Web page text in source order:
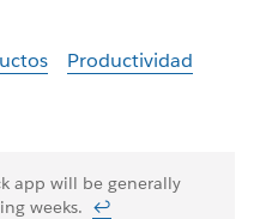
Productividad
app will be generally
weeks. ↩